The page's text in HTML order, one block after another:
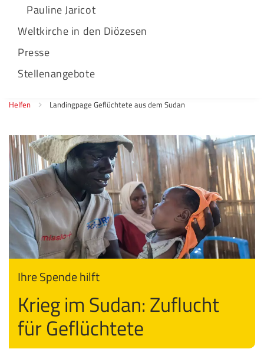
Pauline Jaricot
Weltkirche in den Diözesen
Presse
Stellenangebote
Helfen Landingpage Geflüchtete aus dem Sudan
Ihre Spende hilft
Krieg im Sudan: Zuflucht
für Geflüchtete